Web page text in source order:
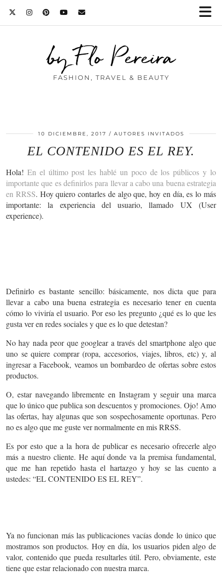
by Flo Pereira
FASHION, TRAVEL & BEAUTY
10 DICIEMBRE, 2017 AUTORES INVITADOS
EL CONTENIDO ES EL REY.
Hola! En el último post les hablé un poco de los públicos y lo
importante que es definirlos para llevar a cabo una buena estrategia
en RRSS. Hoy quiero contarles de algo que, hoy en día, es lo más
importante: la experiencia del usuario, llamado UX (User
experience).
Definirlo es bastante sencillo: básicamente, nos dicta que para
llevar a cabo una buena estrategia es necesario tener en cuenta
cómo lo viviría el usuario. Por eso les pregunto ¿qué es lo que les
gusta ver en redes sociales y que es lo que detestan?
No hay nada peor que googlear a través del smartphone algo que
uno se quiere comprar (ropa, accesorios, viajes, libros, etc) y, al
ingresar a Facebook, veamos un bombardeo de ofertas sobre estos
productos.
O, estar navegando libremente en Instagram y seguir una marca
que lo único que publica son descuentos y promociones. Ojo! Amo
las ofertas, hay algunas que son sospechosamente oportunas. Pero
no es algo que me guste ver normalmente en mis RRSS.
Es por esto que a la hora de publicar es necesario ofrecerle algo
más a nuestro cliente. He aquí donde va la premisa fundamental,
que me han repetido hasta el hartazgo y hoy se las cuento a
ustedes: “EL CONTENIDO ES EL REY”.
Ya no funcionan más las publicaciones vacías donde lo único que
mostramos son productos. Hoy en día, los usuarios piden algo de
valor, contenido que pueda resultarles útil. Pero, obviamente, este
tiene que estar relacionado con nuestra marca.